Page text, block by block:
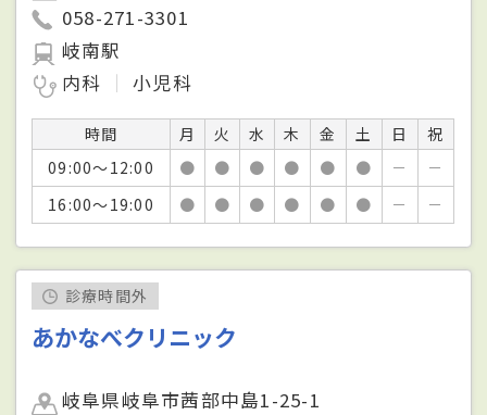
058-271-3301
岐南駅
内科
小児科
時間 月 火 水 木 金 土 日
祝
09:00～12:00
● ● ● ● ● ● －
－
16:00～19:00
● ● ● ● ● ● － －
診療時間外
あかなべクリニック
岐阜県岐阜市茜部中島1-25-1